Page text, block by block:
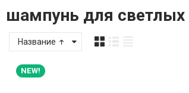
шампунь для
Название
NEW!